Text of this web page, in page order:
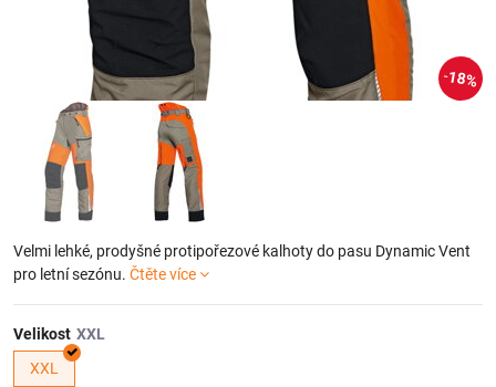
18%
Velmi lehké, prodyšné protipořezové kalhoty do pasu Dynamic Vent
pro letní sezónu. Čtěte více
Velikost
XXL